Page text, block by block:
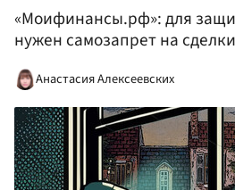
«Моифинансы.рф»: для
нужен самозапрет на
Анастасия Алексеевских